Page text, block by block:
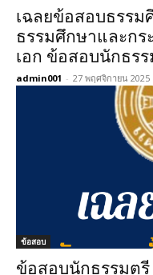
เฉลยข้อสอบธรร
ธรรมศึกษาและก
เอก ข้อสอบนักธร
admin001 - 27 พฤศจิกายน 2025
ข้อสอบ
ข้อสอบนักธรรมต